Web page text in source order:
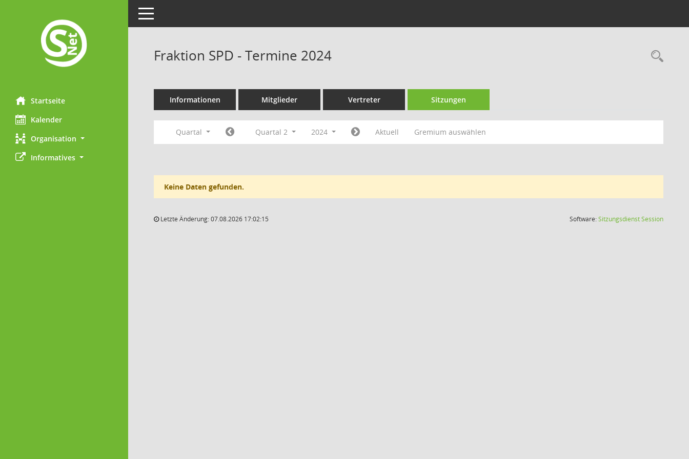
Startseite
Kalender
Organisation
Informatives
Toggle navigation
Fraktion SPD - Termine 2024
Informationen Mitglieder Vertreter Sitzungen
Quartal Quartal 2 2024 Aktuell Gremium auswählen
Keine Daten gefunden.
Letzte Änderung: 07.08.2026 17:02:15 Software:SitzungsdienstSession(Wird in